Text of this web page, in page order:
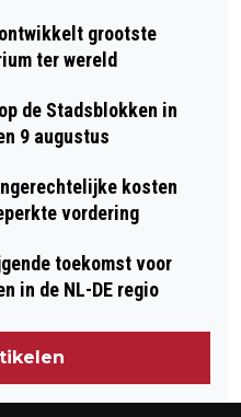
EN IN DE TREIN
VAN
ZOO
grootste
ter wereld
de Stadsblokken in
9 augustus
kosten
vordering
toekomst voor
in de NL-DE regio